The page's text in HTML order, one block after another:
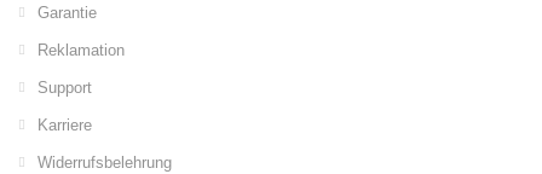
Garantie
Reklamation
Support
Karriere
Widerrufsbelehrung